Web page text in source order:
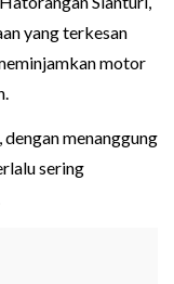
yang terkesan
motor
menanggung
sering